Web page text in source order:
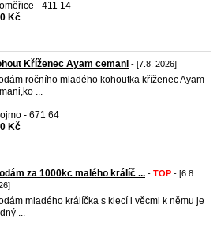
- 411 14
Kč
Kříženec Ayam cemani - [7.8. 2026]
ročního mladého kohoutka kříženec Ayam
...
- 671 64
Kč
za 1000kc malého králíč ... - TOP - [6.8.
mladého králíčka s klecí i věcmi k němu je
...